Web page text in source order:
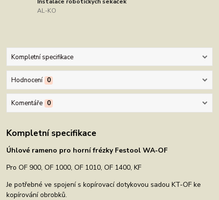
AL-KO
Kompletní specifikace
Hodnocení 0
Komentáře 0
Kompletní specifikace
Úhlové rameno pro horní frézky Festool WA-OF
Pro OF 900, OF 1000, OF 1010, OF 1400, KF
Je potřebné ve spojení s kopírovací dotykovou sadou KT-OF ke
kopírování obrobků.